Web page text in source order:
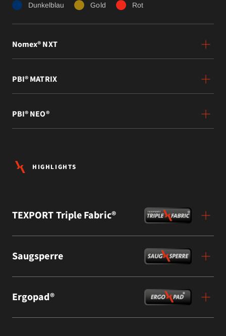
Dunkelblau Gold Rot
Nomex® NXT
PBI® MATRIX
PBI® NEO®
HIGHLIGHTS
TEXPORT Triple Fabric®
Saugsperre
Ergopad®